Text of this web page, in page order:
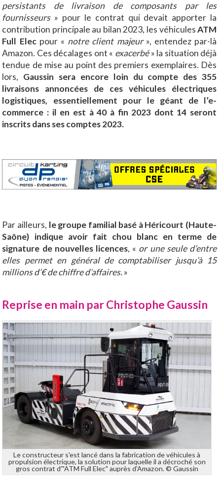
persistants de livraison de composants par les
fournisseurs » pour le contrat qui devait apporter la
contribution principale au bilan 2023, les véhiculesATM
Full Elecpour « notre client majeur», entendez par-là
Amazon. Ces décalages ont « exacerbé» la situation déjà
tendue de mise au point des premiers exemplaires. Dès
lors, Gaussin sera encore loin du compte des 355
livraisons annoncées de ces véhicules électriques
logistiques, essentiellement pour le géant de l’e-
commerce : il en est à 40 à fin 2023 dont 14 seront
inscrits dans ses comptes 2023.
Par ailleurs, le groupe familial basé à Héricourt (Haute-
Saône) indique avoir fait chou blanc en terme de
signature de nouvelles licences, « or une seule d’entre
elles permet en général de comptabiliser jusqu’à 15
millions d’€ de chiffre d’affaires.»
Reprise en main par Christophe Gaussin
Le constructeur s'est lancé dans la fabrication de véhicules à
propulsion électrique, la solution pour laquelle il a décroché son
gros contrat d'"ATM Full Elec" auprès d'Amazon. © Gaussin